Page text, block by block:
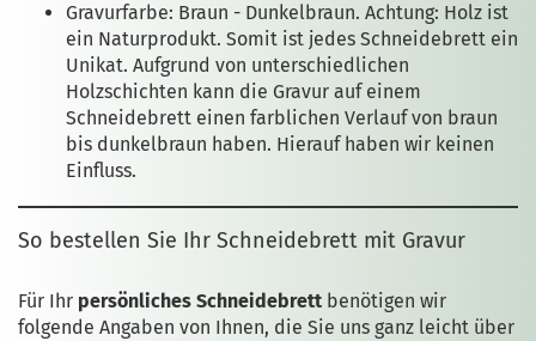
Gravurfarbe: Braun - Dunkelbraun. Achtung: Holz ist
ein Naturprodukt. Somit ist jedes Schneidebrett ein
Unikat. Aufgrund von unterschiedlichen
Holzschichten kann die Gravur auf einem
Schneidebrett einen farblichen Verlauf von braun
bis dunkelbraun haben. Hierauf haben wir keinen
Einfluss.
So bestellen Sie Ihr Schneidebrett mit Gravur
Für Ihr persönliches Schneidebrett benötigen wir
folgende Angaben von Ihnen, die Sie uns ganz leicht über